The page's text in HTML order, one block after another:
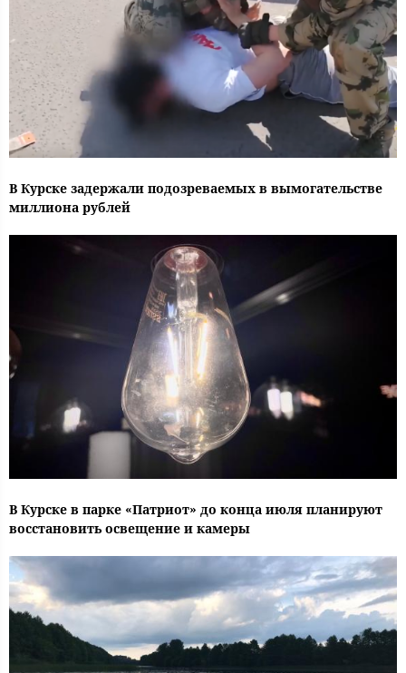
В Курске задержали подозреваемых в вымогательстве
миллиона рублей
В Курске в парке «Патриот» до конца июля планируют
восстановить освещение и камеры